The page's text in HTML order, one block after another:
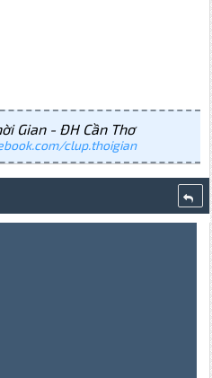
Gian - ĐH Cần Thơ
clup.thoigian